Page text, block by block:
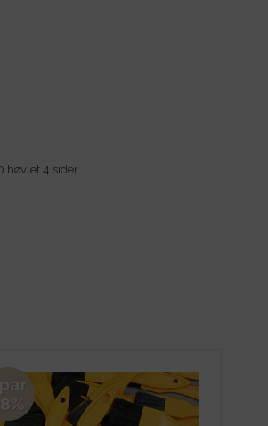
høvlet 4 sider